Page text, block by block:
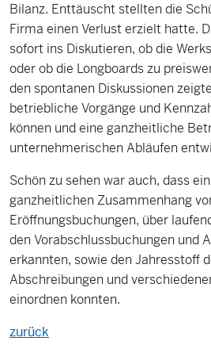
Bilanz. Enttäuscht stellten die
Firma einen Verlust erzielt hatte.
sofort ins Diskutieren, ob die
oder ob die Longboards zu
den spontanen Diskussionen
betriebliche Vorgänge und
können und eine ganzheitliche
unternehmerischen Abläufen
Schön zu sehen war auch, dass
ganzheitlichen Zusammenhang
Eröffnungsbuchungen, über
den Vorabschlussbuchungen und
erkannten, sowie den Jahresstoff
Abschreibungen und
einordnen konnten.
zurück